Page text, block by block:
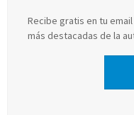
Recibe gratis en tu
más destacadas de la